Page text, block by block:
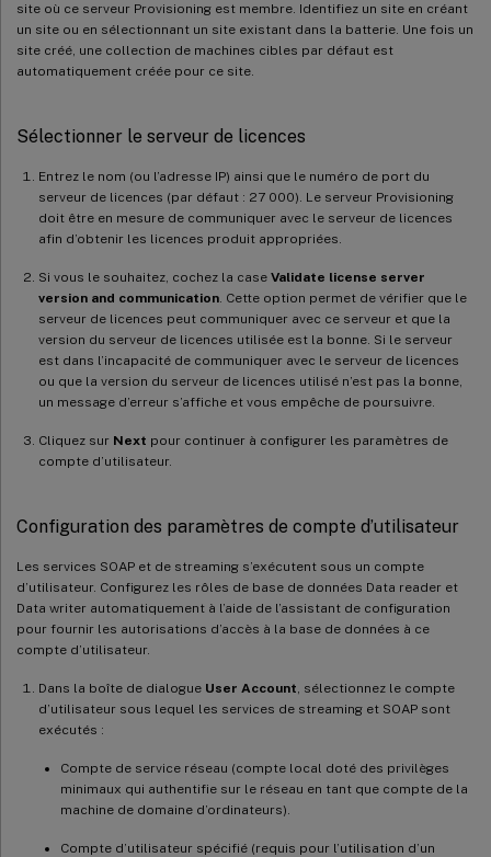
site où ce serveur Provisioning est membre. Identifiez un site en créant
un site ou en sélectionnant un site existant dans la batterie. Une fois un
site créé, une collection de machines cibles par défaut est
automatiquement créée pour ce site.
Sélectionner le serveur de licences
Entrez le nom (ou l’adresse IP) ainsi que le numéro de port du
serveur de licences (par défaut : 27 000). Le serveur Provisioning
doit être en mesure de communiquer avec le serveur de licences
afin d’obtenir les licences produit appropriées.
Si vous le souhaitez, cochez la case Validate license server
version and communication. Cette option permet de vérifier que le
serveur de licences peut communiquer avec ce serveur et que la
version du serveur de licences utilisée est la bonne. Si le serveur
est dans l’incapacité de communiquer avec le serveur de licences
ou que la version du serveur de licences utilisé n’est pas la bonne,
un message d’erreur s’affiche et vous empêche de poursuivre.
Cliquez sur Next pour continuer à configurer les paramètres de
compte d’utilisateur.
Configuration des paramètres de compte d’utilisateur
Les services SOAP et de streaming s’exécutent sous un compte
d’utilisateur. Configurez les rôles de base de données Data reader et
Data writer automatiquement à l’aide de l’assistant de configuration
pour fournir les autorisations d’accès à la base de données à ce
compte d’utilisateur.
Dans la boîte de dialogue User Account, sélectionnez le compte
d’utilisateur sous lequel les services de streaming et SOAP sont
exécutés :
Compte de service réseau (compte local doté des privilèges
minimaux qui authentifie sur le réseau en tant que compte de la
machine de domaine d’ordinateurs).
Compte d’utilisateur spécifié (requis pour l’utilisation d’un